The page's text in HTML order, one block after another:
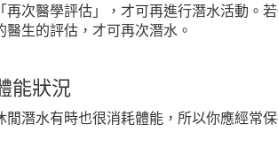
「再次醫學評估」，才可再進行潛水活動。
醫生的評估，才可再次潛水。
能狀況
閒潛水有時也很消耗體能，所以你應經常